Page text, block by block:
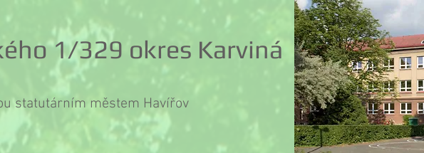
1/329 okres Karviná
statutárním městem Havířov